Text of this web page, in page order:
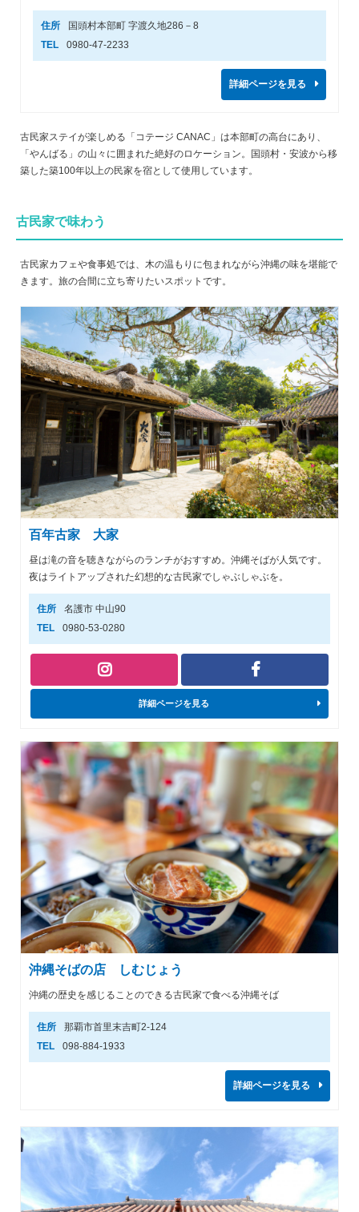
住所
国頭村本部町 字渡久地286－8
TEL
0980-47-2233
詳細ページを見る
古民家ステイが楽しめる「コテージ CANAC」は本部町の高台にあり、
「やんばる」の山々に囲まれた絶好のロケーション。国頭村・安波から移
築した築100年以上の民家を宿として使用しています。
古民家で味わう
古民家カフェや食事処では、木の温もりに包まれながら沖縄の味を堪能で
きます。旅の合間に立ち寄りたいスポットです。
百年古家 大家
昼は滝の音を聴きながらのランチがおすすめ。沖縄そばが人気です。
夜はライトアップされた幻想的な古民家でしゃぶしゃぶを。
住所
名護市 中山90
TEL
0980-53-0280
詳細ページを見る
沖縄そばの店 しむじょう
沖縄の歴史を感じることのできる古民家で食べる沖縄そば
住所
那覇市首里末吉町2-124
TEL
098-884-1933
詳細ページを見る